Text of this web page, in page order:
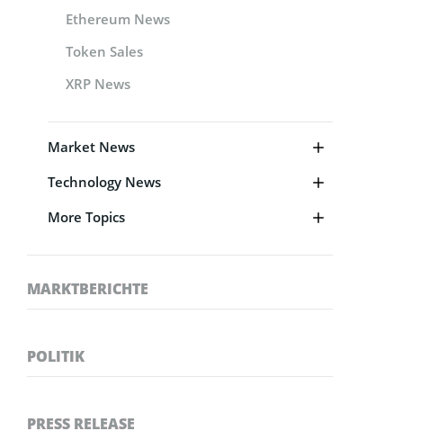
Ethereum News
Token Sales
XRP News
Market News
Technology News
More Topics
MARKTBERICHTE
POLITIK
PRESS RELEASE